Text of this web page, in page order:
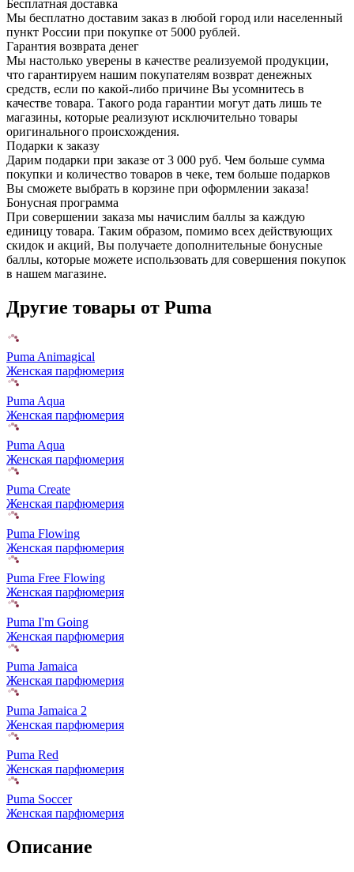
Бесплатная доставка
Мы бесплатно доставим заказ в любой город или населенный
пункт России при покупке от 5000 рублей.
Гарантия возврата денег
Мы настолько уверены в качестве реализуемой продукции,
что гарантируем нашим покупателям возврат денежных
средств, если по какой-либо причине Вы усомнитесь в
качестве товара. Такого рода гарантии могут дать лишь те
магазины, которые реализуют исключительно товары
оригинального происхождения.
Подарки к заказу
Дарим подарки при заказе от 3 000 руб. Чем больше сумма
покупки и количество товаров в чеке, тем больше подарков
Вы сможете выбрать в корзине при оформлении заказа!
Бонусная программа
При совершении заказа мы начислим баллы за каждую
единицу товара. Таким образом, помимо всех действующих
скидок и акций, Вы получаете дополнительные бонусные
баллы, которые можете использовать для совершения покупок
в нашем магазине.
Другие товары от Puma
Puma Animagical
Женская парфюмерия
Puma Aqua
Женская парфюмерия
Puma Aqua
Женская парфюмерия
Puma Create
Женская парфюмерия
Puma Flowing
Женская парфюмерия
Puma Free Flowing
Женская парфюмерия
Puma I'm Going
Женская парфюмерия
Puma Jamaica
Женская парфюмерия
Puma Jamaica 2
Женская парфюмерия
Puma Red
Женская парфюмерия
Puma Soccer
Женская парфюмерия
Описание